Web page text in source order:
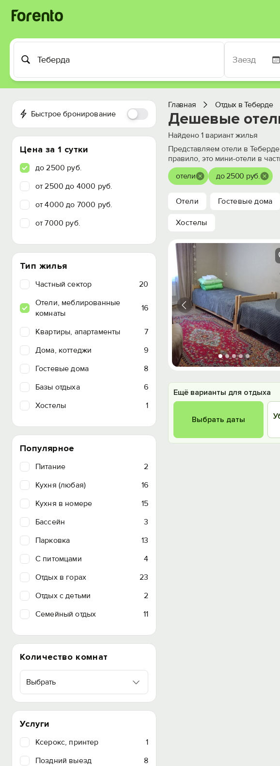
Быстрое бронирование
Цена за 1 сутки
до 2500 руб.
от 2500 до 4000 руб.
от 4000 до 7000 руб.
от 7000 руб.
Тип жилья
Частный сектор
20
Отели, меблированные
комнаты
16
Квартиры, апартаменты
7
Дома, коттеджи
9
Гостевые дома
8
Базы отдыха
6
Хостелы
1
Популярное
Питание
2
Кухня (любая)
16
Кухня в номере
15
Бассейн
3
Парковка
13
C питомцами
4
Отдых в горах
23
Отдых с детьми
2
Семейный отдых
11
Количество комнат
Выбрать
Услуги
Ксерокс, принтер
1
Поздний выезд
8
Главная Отдых в Теберде
Дешевые
Найдено 1 вариант жилья
Представляем отели в
правило, это мини-отели в
отели
до 2500 руб.
Отели Гостевые дома
Хостелы
Ещё варианты для отдыха
Выбрать даты